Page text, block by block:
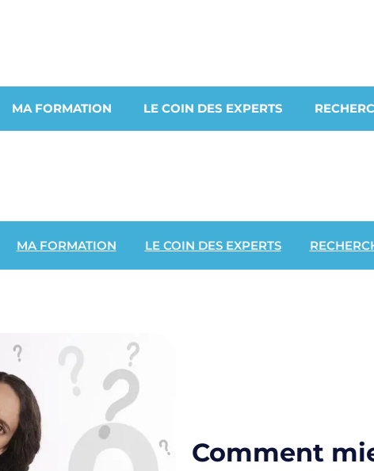
MA FORMATION LE COIN DES EXPERTS
MA FORMATION LE COIN DES EXPERTS
Comment